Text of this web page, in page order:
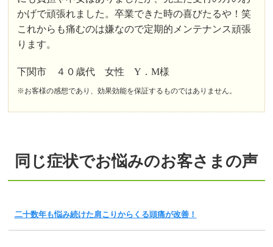
かげで頑張れました。卒業できた時の喜びたるや！笑
これからも痛むのは嫌なので定期的メンテナンス頑張
ります。
下関市 ４０歳代 女性 Y．M様
※お客様の感想であり、効果効能を保証するものではありません。
同じ症状でお悩みのお客さまの声
二十数年も悩み続けた肩こりからくる頭痛が改善！